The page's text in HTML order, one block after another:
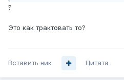
?
Это как трактовать то?
Вставить ник Цитата